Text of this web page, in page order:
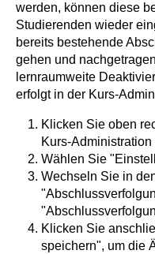
werden, können diese
Studierenden wieder
bereits bestehende
gehen und
lernraumweite
erfolgt in der Kurs-
Klicken Sie oben
Kurs-Administration
Wählen Sie
Wechseln Sie in
Klicken Sie
speichern", um die